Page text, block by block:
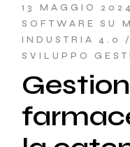
13 MAGGIO 2024
SOFTWARE SU
INDUSTRIA 4.0
SVILUPPO